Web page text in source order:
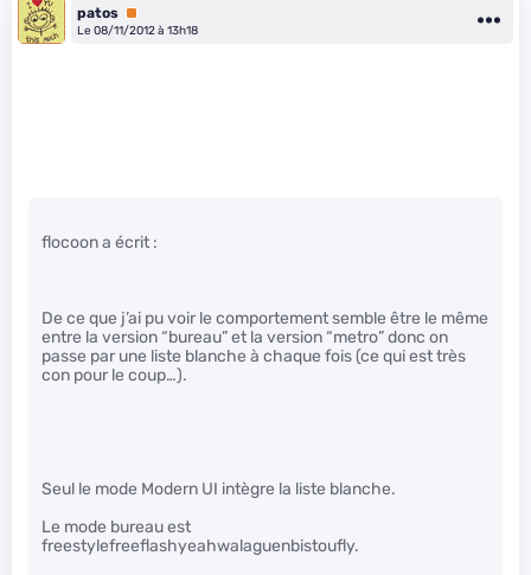
patos Premium
Le 08/11/2012 à 13h18
flocoon a écrit :
De ce que j’ai pu voir le comportement semble être le même
entre la version “bureau” et la version “metro” donc on
passe par une liste blanche à chaque fois (ce qui est très
con pour le coup…).
Seul le mode Modern UI intègre la liste blanche.
Le mode bureau est
freestylefreeflashyeahwalaguenbistoufly.